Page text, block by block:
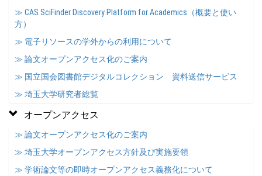
≫ CAS SciFinder Discovery Platform for Academics（概要と使い
方）
≫ 電子リソースの学外からの利用について
≫ 論文オープンアクセス化のご案内
≫ 国立国会図書館デジタルコレクション 資料送信サービス
≫ 埼玉大学研究者総覧
オープンアクセス
≫ 論文オープンアクセス化のご案内
≫ 埼玉大学オープンアクセス方針及び実施要領
≫ 学術論文等の即時オープンアクセス義務化について